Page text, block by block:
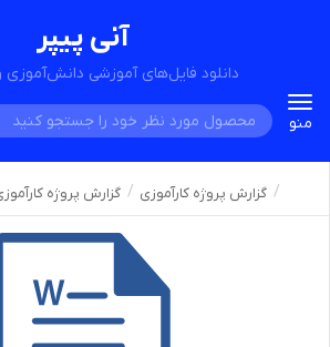
آنی پیپر
دانلود فایل‌های آموزشی
Toggle
navigation
منو
گزارش پروژه کارآموزی گزارش پروژه